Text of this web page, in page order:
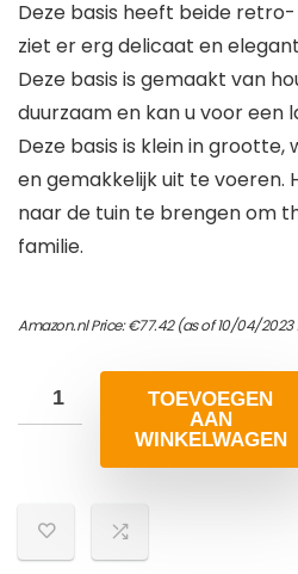
Deze basis heeft beide
ziet er erg delicaat en
Deze basis is gemaakt van
duurzaam en kan u voor een
Deze basis is klein in grootte,
en gemakkelijk uit te voeren.
naar de tuin te brengen om
familie.
Amazon.nl Price:€77.42(as of 10/04/2023
TOEVOEGEN
AAN
WINKELWAGEN